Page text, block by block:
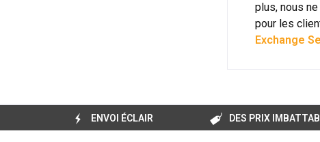
plus, nous
pour les
Exchange
ENVOI ÉCLAIR DES PRIX